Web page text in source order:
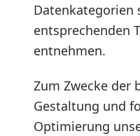
Datenkategorien
entsprechenden
entnehmen.
Zum Zwecke der
Gestaltung und
Optimierung